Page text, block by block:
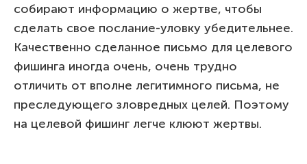
собирают информацию о жертве, чтобы
сделать свое послание-уловку убедительнее.
Качественно сделанное письмо для целевого
фишинга иногда очень, очень трудно
отличить от вполне легитимного письма, не
преследующего зловредных целей. Поэтому
на целевой фишинг легче клюют жертвы.